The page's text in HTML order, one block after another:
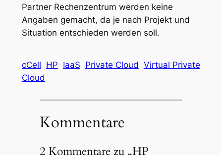
Partner Rechenzentrum werden keine
Angaben gemacht, da je nach Projekt und
Situation entschieden werden soll.
cCell HP IaaS Private Cloud Virtual Private
Cloud
Kommentare
2 Kommentare zu „HP